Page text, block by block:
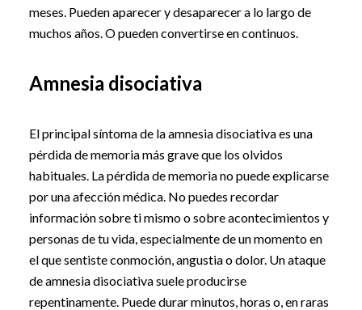
meses. Pueden aparecer y desaparecer a lo largo de
muchos años. O pueden convertirse en continuos.
Amnesia disociativa
El principal síntoma de la amnesia disociativa es una
pérdida de memoria más grave que los olvidos
habituales. La pérdida de memoria no puede explicarse
por una afección médica. No puedes recordar
información sobre ti mismo o sobre acontecimientos y
personas de tu vida, especialmente de un momento en
el que sentiste conmoción, angustia o dolor. Un ataque
de amnesia disociativa suele producirse
repentinamente. Puede durar minutos, horas o, en raras